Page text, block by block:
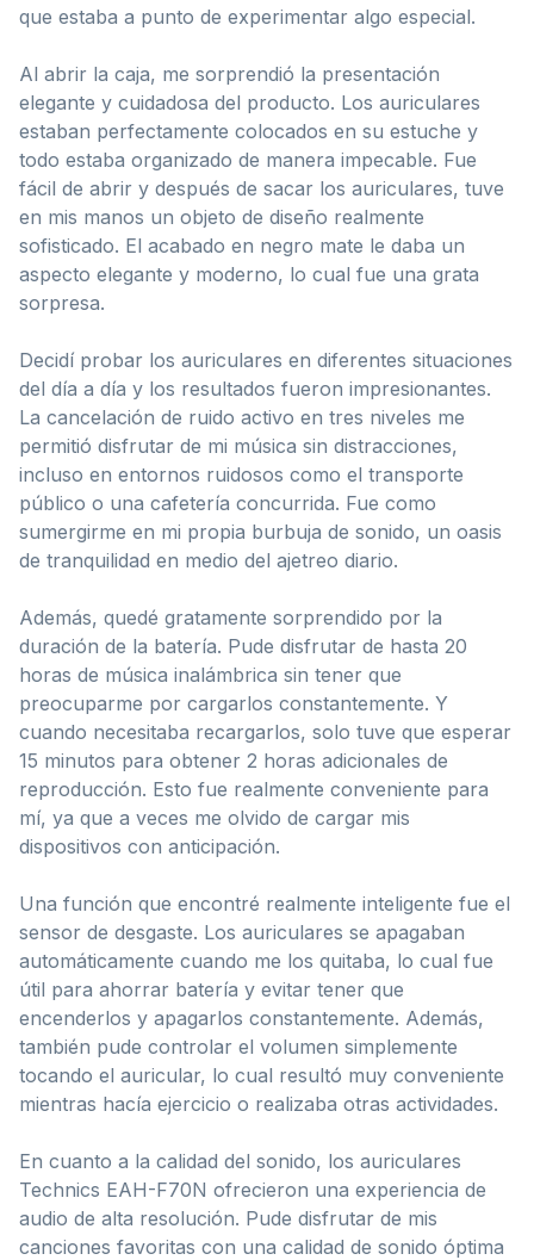
que estaba a punto de experimentar algo especial.
Al abrir la caja, me sorprendió la presentación
elegante y cuidadosa del producto. Los auriculares
estaban perfectamente colocados en su estuche y
todo estaba organizado de manera impecable. Fue
fácil de abrir y después de sacar los auriculares, tuve
en mis manos un objeto de diseño realmente
sofisticado. El acabado en negro mate le daba un
aspecto elegante y moderno, lo cual fue una grata
sorpresa.
Decidí probar los auriculares en diferentes situaciones
del día a día y los resultados fueron impresionantes.
La cancelación de ruido activo en tres niveles me
permitió disfrutar de mi música sin distracciones,
incluso en entornos ruidosos como el transporte
público o una cafetería concurrida. Fue como
sumergirme en mi propia burbuja de sonido, un oasis
de tranquilidad en medio del ajetreo diario.
Además, quedé gratamente sorprendido por la
duración de la batería. Pude disfrutar de hasta 20
horas de música inalámbrica sin tener que
preocuparme por cargarlos constantemente. Y
cuando necesitaba recargarlos, solo tuve que esperar
15 minutos para obtener 2 horas adicionales de
reproducción. Esto fue realmente conveniente para
mí, ya que a veces me olvido de cargar mis
dispositivos con anticipación.
Una función que encontré realmente inteligente fue el
sensor de desgaste. Los auriculares se apagaban
automáticamente cuando me los quitaba, lo cual fue
útil para ahorrar batería y evitar tener que
encenderlos y apagarlos constantemente. Además,
también pude controlar el volumen simplemente
tocando el auricular, lo cual resultó muy conveniente
mientras hacía ejercicio o realizaba otras actividades.
En cuanto a la calidad del sonido, los auriculares
Technics EAH-F70N ofrecieron una experiencia de
audio de alta resolución. Pude disfrutar de mis
canciones favoritas con una calidad de sonido óptima